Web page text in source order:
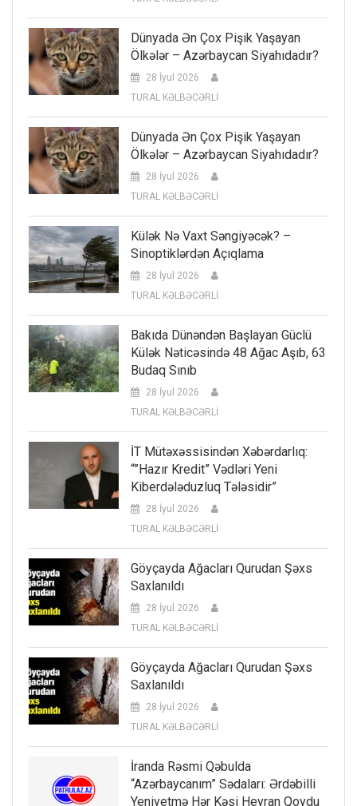
Dünyada Ən Çox Pişik Yaşayan
Ölkələr – Azərbaycan Siyahıdadır?
28 İyul 2026
TURAL KƏLBƏCƏRLİ
Dünyada Ən Çox Pişik Yaşayan
Ölkələr – Azərbaycan Siyahıdadır?
28 İyul 2026
TURAL KƏLBƏCƏRLİ
Külək Nə Vaxt Səngiyəcək? –
Sinoptiklərdən Açıqlama
28 İyul 2026
TURAL KƏLBƏCƏRLİ
Bakıda Dünəndən Başlayan Güclü
Külək Nəticəsində 48 Ağac Aşıb, 63
Budaq Sınıb
28 İyul 2026
TURAL KƏLBƏCƏRLİ
İT Mütəxəssisindən Xəbərdarlıq:
“”Hazır Kredit” Vədləri Yeni
Kiberdələduzluq Tələsidir”
28 İyul 2026
TURAL KƏLBƏCƏRLİ
Göyçayda Ağacları Qurudan Şəxs
Saxlanıldı
28 İyul 2026
TURAL KƏLBƏCƏRLİ
Göyçayda Ağacları Qurudan Şəxs
Saxlanıldı
28 İyul 2026
TURAL KƏLBƏCƏRLİ
İranda Rəsmi Qəbulda
“Azərbaycanım” Sədaları: Ərdəbilli
Yeniyetmə Hər Kəsi Heyran Qoydu